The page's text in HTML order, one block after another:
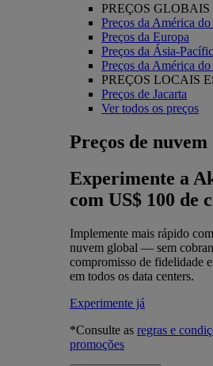
PREÇOS GLOBAIS
Preços da América
Preços da Europa
Preços da Ásia-
Preços da América do
PREÇOS LOCAIS
Preços de Jacarta
Ver todos os preços
Preços de nuvem
Experimente a
com US$ 100 de
Implemente mais rápido
nuvem global — sem
compromisso de fidelidade
em todos os data centers.
Experimente já
*Consulte as regras e
promoções